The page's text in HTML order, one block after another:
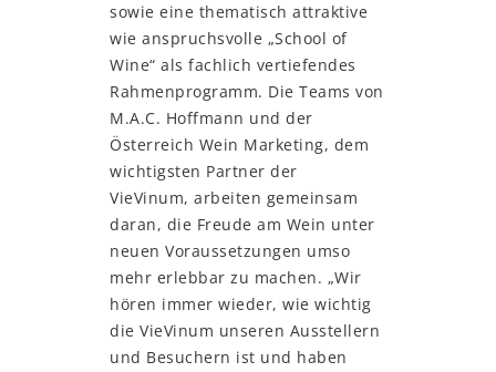
sowie eine thematisch attraktive
wie anspruchsvolle „School of
Wine“ als fachlich vertiefendes
Rahmenprogramm. Die Teams von
M.A.C. Hoffmann und der
Österreich Wein Marketing, dem
wichtigsten Partner der
VieVinum, arbeiten gemeinsam
daran, die Freude am Wein unter
neuen Voraussetzungen umso
mehr erlebbar zu machen. „Wir
hören immer wieder, wie wichtig
die VieVinum unseren Ausstellern
und Besuchern ist und haben